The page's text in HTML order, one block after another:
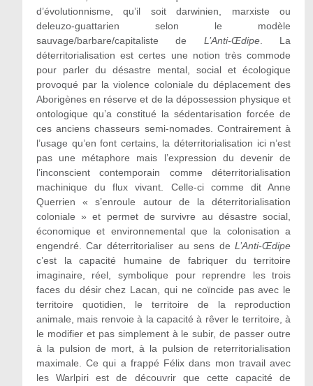
d’évolutionnisme, qu’il soit darwinien, marxiste ou
deleuzo-guattarien selon le modèle
sauvage/barbare/capitaliste de L’Anti-Œdipe. La
déterritorialisation est certes une notion très commode
pour parler du désastre mental, social et écologique
provoqué par la violence coloniale du déplacement des
Aborigènes en réserve et de la dépossession physique et
ontologique qu’a constitué la sédentarisation forcée de
ces anciens chasseurs semi-nomades. Contrairement à
l’usage qu’en font certains, la déterritorialisation ici n’est
pas une métaphore mais l’expression du devenir de
l’inconscient contemporain comme déterritorialisation
machinique du flux vivant. Celle-ci comme dit Anne
Querrien « s’enroule autour de la déterritorialisation
coloniale » et permet de survivre au désastre social,
économique et environnemental que la colonisation a
engendré. Car déterritorialiser au sens deL’Anti-Œdipe
c’est la capacité humaine de fabriquer du territoire
imaginaire, réel, symbolique pour reprendre les trois
faces du désir chez Lacan, qui ne coïncide pas avec le
territoire quotidien, le territoire de la reproduction
animale, mais renvoie à la capacité à rêver le territoire, à
le modifier et pas simplement à le subir, de passer outre
à la pulsion de mort, à la pulsion de reterritorialisation
maximale. Ce qui a frappé Félix dans mon travail avec
les Warlpiri est de découvrir que cette capacité de